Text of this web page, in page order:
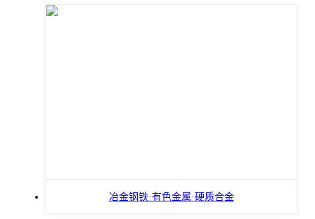
冶金钢铁·有色金属·硬质合金